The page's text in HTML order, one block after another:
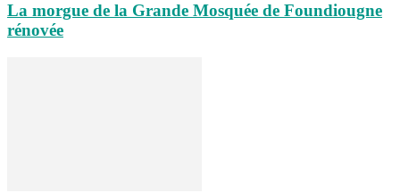
La morgue de la Grande Mosquée de Foundiougne
rénovée